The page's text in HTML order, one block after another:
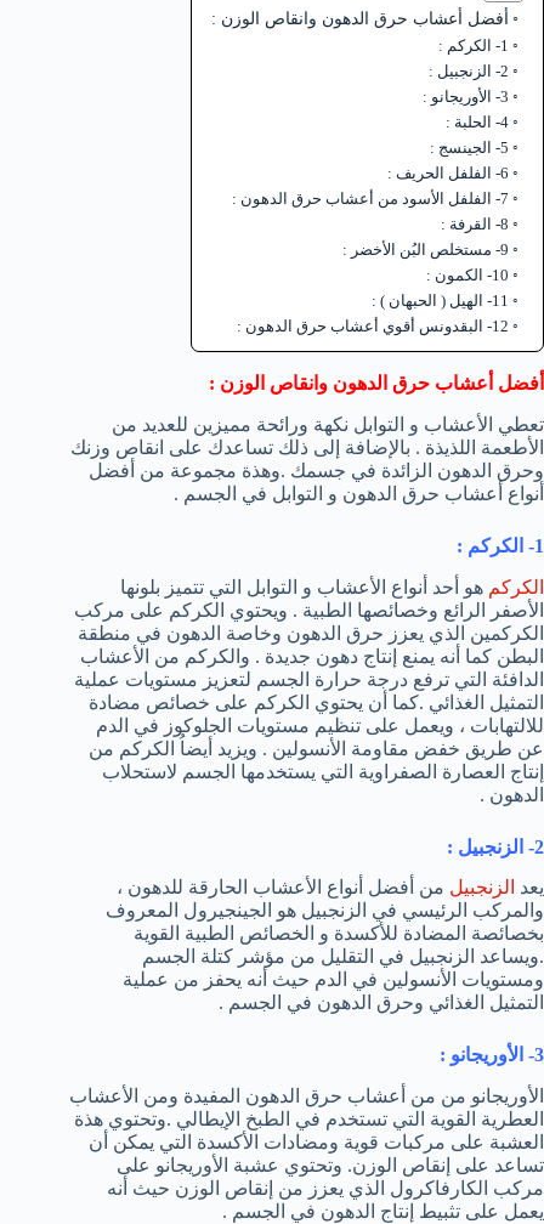
أفضل أعشاب حرق الدهون وانقاص الوزن :
1- الكركم :
2- الزنجبيل :
3- الأوريجانو :
4- الحلبة :
5- الجينسج :
6- الفلفل الحريف :
7- الفلفل الأسود من أعشاب حرق الدهون :
8- القرفة :
9- مستخلص البُن الأخضر :
10- الكمون :
11- الهيل ( الحبهان ) :
12- البقدونس أقوي أعشاب حرق الدهون :
أفضل أعشاب حرق الدهون وانقاص الوزن :
تعطي الأعشاب و التوابل نكهة ورائحة مميزين للعديد من
الأطعمة اللذيذة . بالإضافة إلى ذلك تساعدك على انقاص وزنك
وحرق الدهون الزائدة في جسمك .وهذة مجموعة من أفضل
أنواع أعشاب حرق الدهون و التوابل في الجسم .
1- الكركم :
الكركم هو أحد أنواع الأعشاب و التوابل التي تتميز بلونها
الأصفر الرائع وخصائصها الطبية . ويحتوي الكركم على مركب
الكركمين الذي يعزز حرق الدهون وخاصة الدهون في منطقة
البطن كما أنه يمنع إنتاج دهون جديدة . والكركم من الأعشاب
الدافئة التي ترفع درجة حرارة الجسم لتعزيز مستويات عملية
التمثيل الغذائي .كما أن يحتوي الكركم على خصائص مضادة
للالتهابات ، ويعمل على تنظيم مستويات الجلوكوز في الدم
عن طريق خفض مقاومة الأنسولين . ويزيد أيضاُ الكركم من
إنتاج العصارة الصفراوية التي يستخدمها الجسم لاستحلاب
الدهون .
2- الزنجبيل :
يعد الزنجبيل من أفضل أنواع الأعشاب الحارقة للدهون ،
والمركب الرئيسي في الزنجبيل هو الجينجيرول المعروف
بخصائصة المضادة للأكسدة و الخصائص الطبية القوية
.ويساعد الزنجبيل في التقليل من مؤشر كتلة الجسم
ومستويات الأنسولين في الدم حيث أنه يحفز من عملية
التمثيل الغذائي وحرق الدهون في الجسم .
3- الأوريجانو :
الأوريجانو من من أعشاب حرق الدهون المفيدة ومن الأعشاب
العطرية القوية التي تستخدم في الطبخ الإيطالي .وتحتوي هذة
العشبة على مركبات قوية ومضادات الأكسدة التي يمكن أن
تساعد على إنقاص الوزن. وتحتوي عشبة الأوريجانو على
مركب الكارفاكرول الذي يعزز من إنقاص الوزن حيث أنه
يعمل على تثبيط إنتاج الدهون في الجسم .